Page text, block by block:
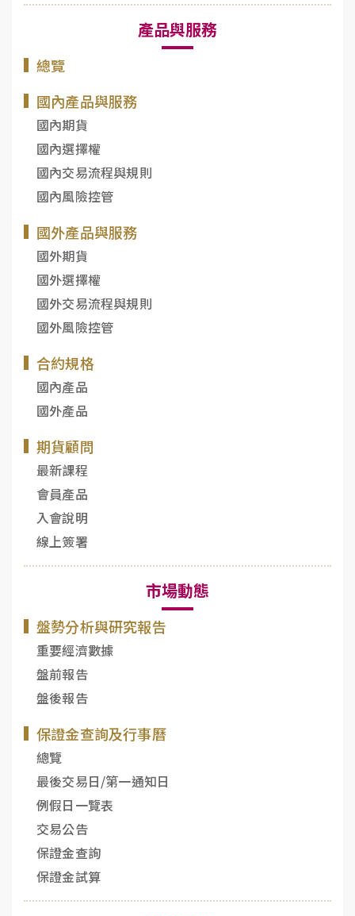
產品與服務
總覽
國內產品與服務
國內期貨
國內選擇權
國內交易流程與規則
國內風險控管
國外產品與服務
國外期貨
國外選擇權
國外交易流程與規則
國外風險控管
合約規格
國內產品
國外產品
期貨顧問
最新課程
會員產品
入會說明
線上簽署
市場動態
盤勢分析與研究報告
重要經濟數據
盤前報告
盤後報告
保證金查詢及行事曆
總覽
最後交易日/第一通知日
例假日一覽表
交易公告
保證金查詢
保證金試算